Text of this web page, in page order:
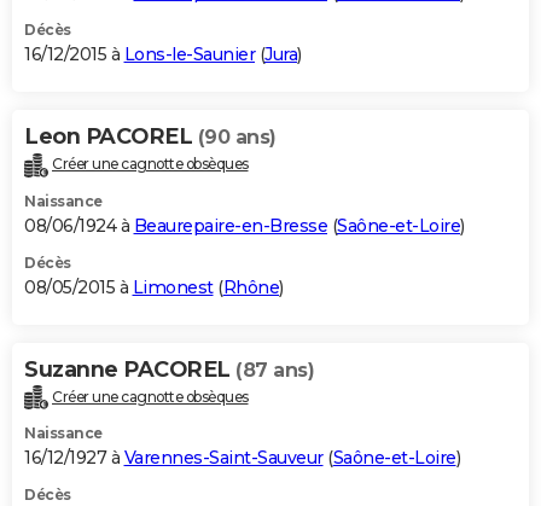
Décès
16/12/2015 à Lons-le-Saunier(Jura)
Leon PACOREL (90 ans)
Créer une cagnotte obsèques
Naissance
08/06/1924 à Beaurepaire-en-Bresse (Saône-et-Loire)
Décès
08/05/2015 à Limonest(Rhône)
Suzanne PACOREL (87 ans)
Créer une cagnotte obsèques
Naissance
16/12/1927 à Varennes-Saint-Sauveur(Saône-et-Loire)
Décès